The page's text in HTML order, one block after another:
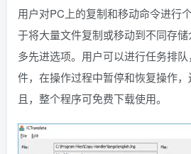
用户对PC上的复制和移动命令进行
于将大量文件复制或移动到不同存
多先进选项。用户可以进行任务排
件，在操作过程中暂停和恢复操作
且，整个程序可免费下载使用。